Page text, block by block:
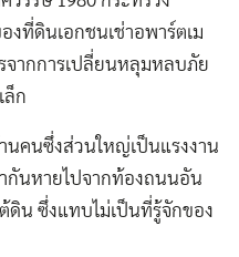
งที่ดินเอกชนเช่าอพาร์ตเม
จากการเปลี่ยนหลุมหลบภัย
ล็ก
นคนซึ่งส่วนใหญ่เป็นแรงงาน
นหายไปจากท้องถนนอัน
ดิน ซึ่งแทบไม่เป็นที่รู้จักของ